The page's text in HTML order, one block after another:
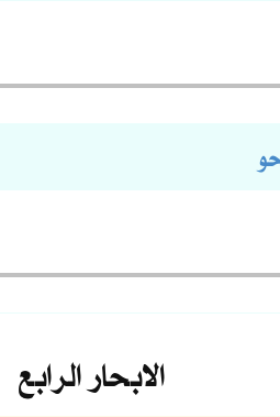
الابحار الرابع